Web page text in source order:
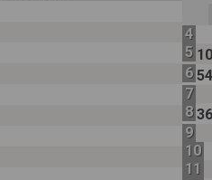
4
5
6
7
8
9
10
11